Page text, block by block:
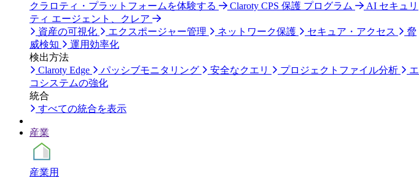
クラロティ・プラットフォームを体験する
Claroty CPS 保護 プログラム
AI セキュリ
ティ エージェント、クレア
資産の可視化
エクスポージャー管理 ネットワーク保護 セキュア・アクセス
脅
威検知
運用効率化
検出方法
Claroty Edge
パッシブモニタリング 安全なクエリ プロジェクトファイル分析
エ
コシステムの強化
統合
すべての統合を表示
産業
産業用